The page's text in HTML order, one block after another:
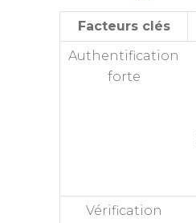
Facteurs clés
Authentification
forte
Vérification